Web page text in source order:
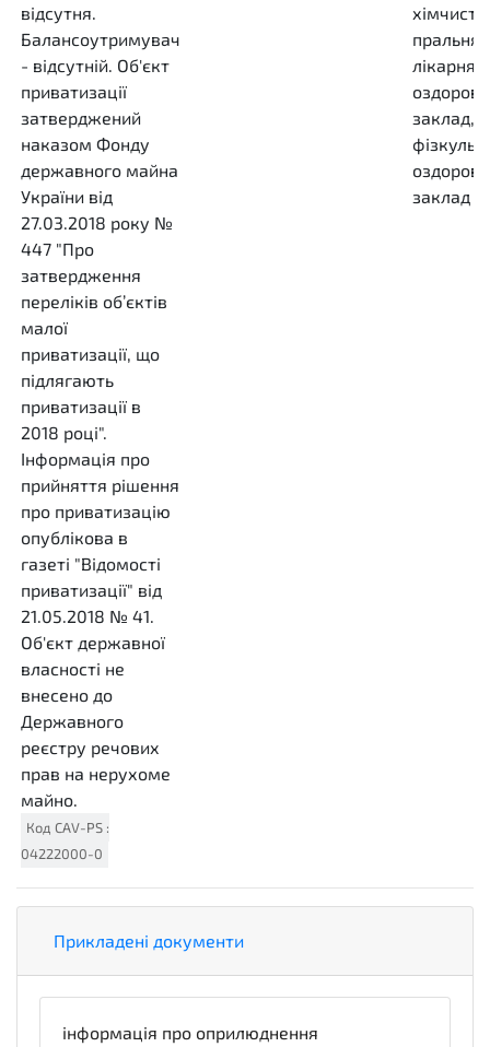
відсутня.
Балансоутримувач
- відсутній. Об'єкт
приватизації
затверджений
наказом Фонду
державного майна
України від
27.03.2018 року №
447 "Про
затвердження
переліків об’єктів
малої
приватизації, що
підлягають
приватизації в
2018 році".
Інформація про
прийняття рішення
про приватизацію
опублікова в
газеті "Відомості
приватизації" від
21.05.2018 № 41.
Об'єкт державної
власності не
внесено до
Державного
реєстру речових
прав на нерухоме
майно.
Код CAV-PS :
04222000-0
пральня,
заклад,
заклад
Прикладені документи
інформація про оприлюднення